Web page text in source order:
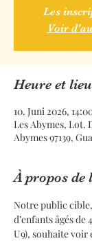
Les
Voir
Heure et lieu
10. Juni 2026,
Les Abymes, Lot.
Abymes 97139,
À propos de
Notre public
d’enfants âgés de
U9), souhaite